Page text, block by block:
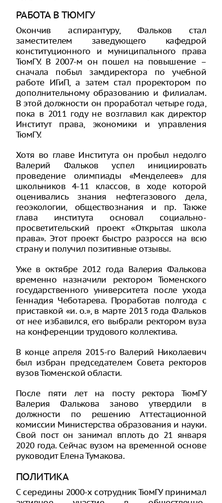
РАБОТА В ТЮМГУ
Окончив аспирантуру, Фальков стал
заместителем заведующего кафедрой
конституционного и муниципального права
ТюмГУ. В 2007-м он пошел на повышение –
сначала побыл замдиректора по учебной
работе ИГиП, а затем стал проректором по
дополнительному образованию и филиалам.
В этой должности он проработал четыре года,
пока в 2011 году не возглавил как директор
Институт права, экономики и управления
ТюмГУ.
Хотя во главе Института он пробыл недолго
Валерий Фальков успел инициировать
проведение олимпиады «Менделеев» для
школьников 4-11 классов, в ходе которой
оценивались знания нефтегазового дела,
геоэкологии, обществознания и пр. Также
глава института основал социально-
просветительский проект «Открытая школа
права». Этот проект быстро разросся на всю
страну и получил позитивные отзывы.
Уже в октябре 2012 года Валерия Фалькова
временно назначили ректором Тюменского
государственного университета после ухода
Геннадия Чеботарева. Проработав полгода с
приставкой «и. о.», в марте 2013 года Фальков
от нее избавился, его выбрали ректором вуза
на конференции трудового коллектива.
В конце апреля 2015-го Валерий Николаевич
был избран председателем Совета ректоров
вузов Тюменской области.
После пяти лет на посту ректора ТюмГУ
Валерия Фалькова заново утвердили в
должности по решению Аттестационной
комиссии Министерства образования и науки.
Свой пост он занимал вплоть до 21 января
2020 года. Сейчас вузом на временной основе
руководит Елена Тумакова.
ПОЛИТИКА
С середины 2000-х сотрудник ТюмГУ принимал